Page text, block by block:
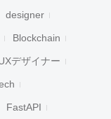
designer
Blockchain
デザイナー
FastAPI